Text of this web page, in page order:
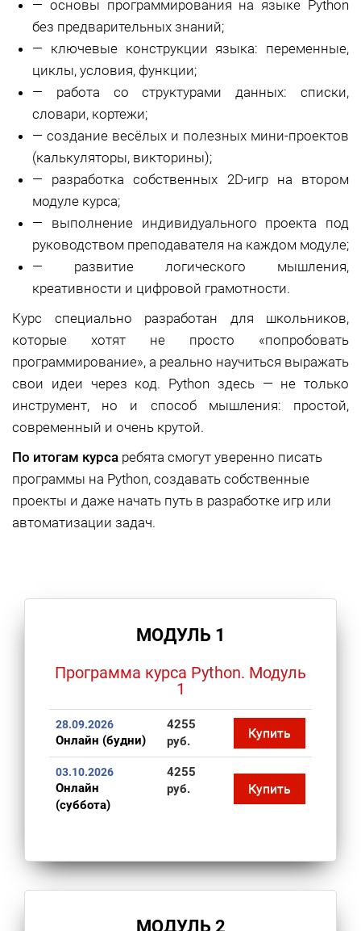
— основы программирования на языке Python
без предварительных знаний;
— ключевые конструкции языка: переменные,
циклы, условия, функции;
— работа со структурами данных: списки,
словари, кортежи;
— создание весёлых и полезных мини-проектов
(калькуляторы, викторины);
— разработка собственных 2D-игр на втором
модуле курса;
— выполнение индивидуального проекта под
руководством преподавателя на каждом модуле;
— развитие логического мышления,
креативности и цифровой грамотности.
Курс специально разработан для школьников,
которые хотят не просто «попробовать
программирование», а реально научиться выражать
свои идеи через код. Python здесь — не только
инструмент, но и способ мышления: простой,
современный и очень крутой.
По итогам курса ребята смогут уверенно писать
программы на Python, создавать собственные
проекты и даже начать путь в разработке игр или
автоматизации задач.
МОДУЛЬ 1
Программа курса Python. Модуль
1
28.09.2026
Онлайн (будни)
4255
руб.
Купить
03.10.2026
Онлайн
(суббота)
4255
руб.
Купить
МОДУЛЬ 2